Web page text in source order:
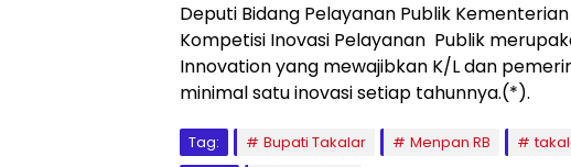
Deputi Bidang Pelayanan Publik
Kompetisi Inovasi Pelayanan Publik
Innovation yang mewajibkan K/L dan
minimal satu inovasi setiap tahunnya.(*).
Tag: Bupati Takalar Menpan RB